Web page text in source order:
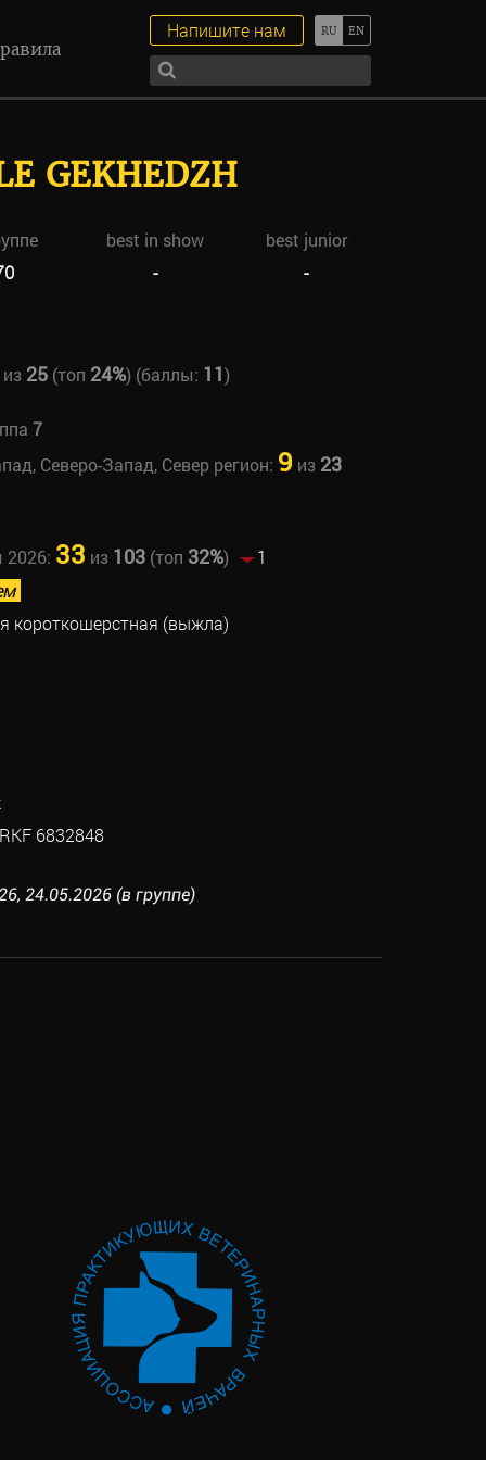
Напишите нам
GEKHEDZH
best in show
best junior
- -
25(топ 24%) (баллы: 11)
7
Северо-Запад, Север регион: 9 из 23
2026: 33 из 103(топ 32%)
1
короткошерстная (выжла)
6832848
24.05.2026 (в группе)